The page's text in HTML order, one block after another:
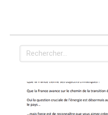
Rechercher